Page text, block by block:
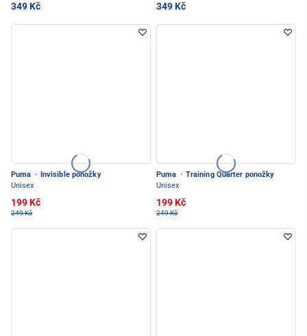
349 Kč 349 Kč
Puma ·
Invisible ponožky
Unisex
199 Kč
249 Kč
Puma · Training Quarter ponožky
Unisex
199 Kč
249 Kč